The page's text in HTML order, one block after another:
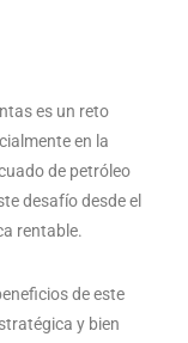
es un reto
en la
de petróleo
desafío desde el
rentable.
de este
y bien